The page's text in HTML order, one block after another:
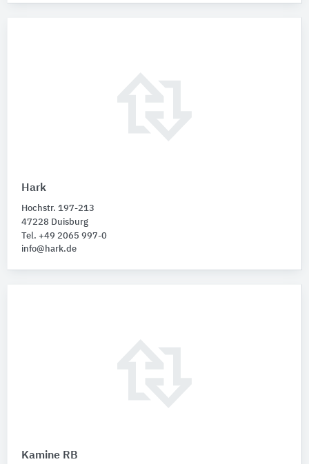
Hark
Hochstr. 197-213
47228 Duisburg
Tel. +49 2065 997-0
info@hark.de
Kamine RB